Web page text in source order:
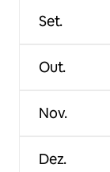
Set.
Out.
Nov.
Dez.